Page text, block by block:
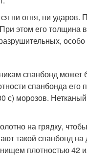
ни огня, ни
этом его толщина
спанбонд может
спанбонда
с) морозов.
на грядку,
такой спанбонд
плотностью 42